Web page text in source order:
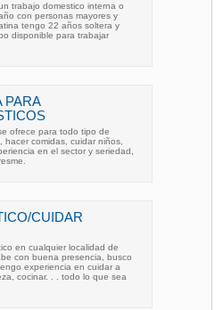
trabajo domestico interna o
con personas mayores y
tengo 22 años soltera y
disponible para trabajar
PARA
ofrece para todo tipo de
hacer comidas, cuidar niños,
en el sector y seriedad,
CUIDAR
en cualquier localidad de
con buena presencia, busco
experiencia en cuidar a
cocinar. . . todo lo que sea